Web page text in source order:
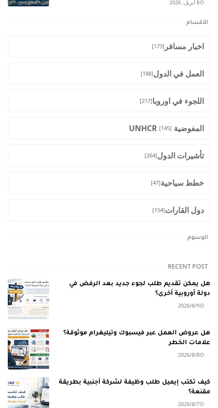
8 أبريل, 2026
الأقسام
اخبار مسافر [173]
العمل في الدول[188]
اللجوء في اوروبا[217]
المفوضية UNHCR [145]
تأشيرات الدول[264]
خطط سياحية[47]
دول القارات[154]
الوسوم
RECENT POST
هل يمكن تقديم طلب لجوء جديد بعد الرفض في
دولة أوروبية أخرى؟
2026/8/9
هل عروض العمل عبر فيسبوك وتيليغرام موثوقة؟
علامات الخطر
2026/8/8
كيف تكتب إيميل طلب وظيفة لشركة أجنبية بطريقة
مقنعة؟
2026/8/7